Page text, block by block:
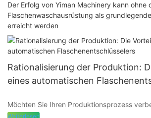
Der Erfolg von Yiman Machinery kann ohne
Flaschenwaschausrüstung als
erreicht werden
Rationalisierung der Produktion:
eines automatischen
Möchten Sie Ihren Produktionsprozess
Effizienz Ihres Abfüllbetriebs steigern?
Weiterlesen